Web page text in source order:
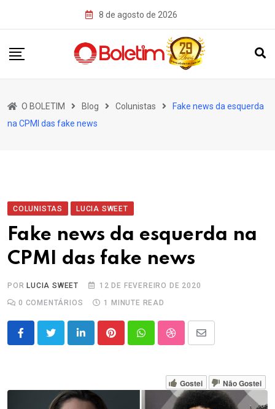
8 de agosto de 2026
O BOLETIM Blog Colunistas
Fake news da esquerda
na CPMI das fake news
COLUNISTAS LUCIA SWEET
Fake news da esquerda na
CPMI das fake news
POR LUCIA SWEET
12 DE FEVEREIRO DE 2020
0 COMENTÁRIOS 1 MINUTE READ
LinkedInPinterestWhatsappStumbleUpon
Share
Email
Gostei Não Gostei